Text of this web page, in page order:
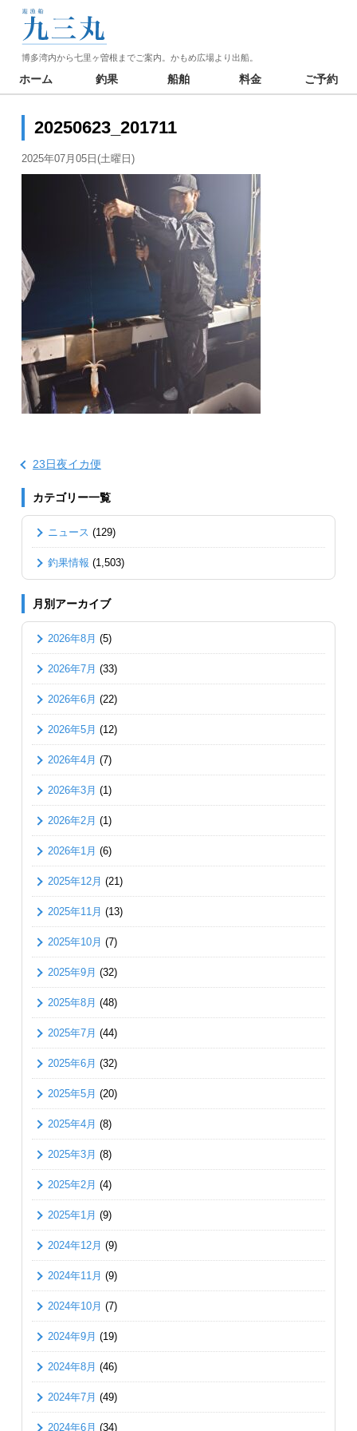
博多湾内から七里ヶ曽根までご案内。かもめ広場より出船。
ホーム 釣果 船舶 料金 ご予約
20250623_201711
2025年07月05日(土曜日)
23日夜イカ便
カテゴリー一覧
ニュース (129)
釣果情報 (1,503)
月別アーカイブ
2026年8月 (5)
2026年7月 (33)
2026年6月 (22)
2026年5月 (12)
2026年4月 (7)
2026年3月 (1)
2026年2月 (1)
2026年1月 (6)
2025年12月 (21)
2025年11月 (13)
2025年10月 (7)
2025年9月 (32)
2025年8月 (48)
2025年7月 (44)
2025年6月 (32)
2025年5月 (20)
2025年4月 (8)
2025年3月 (8)
2025年2月 (4)
2025年1月 (9)
2024年12月 (9)
2024年11月 (9)
2024年10月 (7)
2024年9月 (19)
2024年8月 (46)
2024年7月 (49)
2024年6月 (34)